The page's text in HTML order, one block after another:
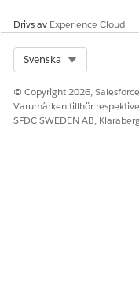
Drivs av Experience Cloud
Svenska
© Copyright 2026,
Varumärken tillhör
SFDC SWEDEN AB,